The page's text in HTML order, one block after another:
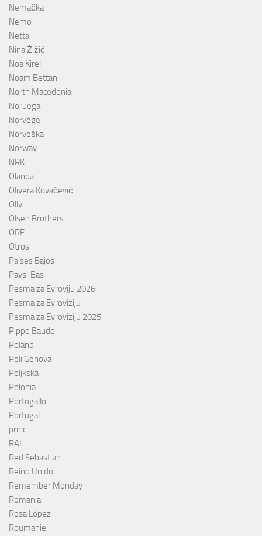
Nemačka
Nemo
Netta
Nina Žižić
Noa Kirel
Noam Bettan
North Macedonia
Noruega
Norvège
Norveška
Norway
NRK
Olanda
Olivera Kovačević
Olly
Olsen Brothers
ORF
Otros
Países Bajos
Pays-Bas
Pesma za Evroviju 2026
Pesma za Evroviziju
Pesma za Evroviziju 2025
Pippo Baudo
Poland
Poli Genova
Poljkska
Polonia
Portogallo
Portugal
princ
RAI
Red Sebastian
Reino Unido
Remember Monday
Romania
Rosa López
Roumanie